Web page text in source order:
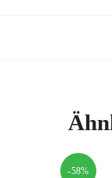
-58%